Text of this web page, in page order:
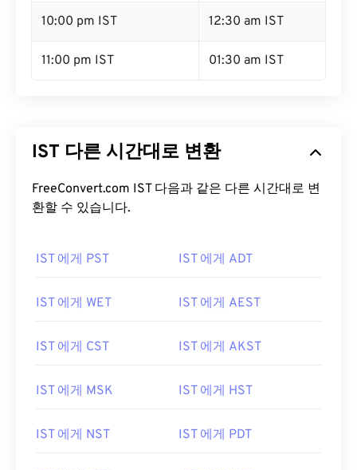
10:00 pm IST 12:30 am IST
11:00 pm IST 01:30 am IST
IST 다른 시간대로 변환
FreeConvert.com IST 다음과 같은 다른 시간대로 변
환할 수 있습니다.
IST 에게 PST IST 에게 ADT
IST 에게 WET IST 에게 AEST
IST 에게 CST IST 에게 AKST
IST 에게 MSK IST 에게 HST
IST 에게 NST IST 에게 PDT